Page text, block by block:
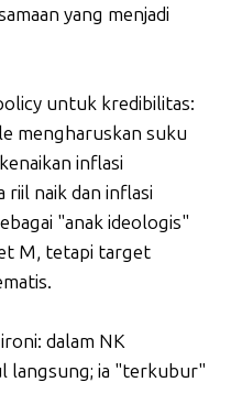
yang menjadi
untuk kredibilitas:
mengharuskan suku
inflasi
riil naik dan inflasi
"anak ideologis"
M, tetapi target
dalam NK
langsung; ia "terkubur"